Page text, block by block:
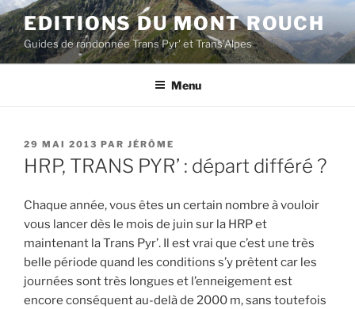
Aller
au
contenu
principal
EDITIONS DU MONT ROUCH
Guides de randonnée Trans Pyr' et Trans'Alpes
Menu
PUBLIÉ
LE
29 MAI 2013 PAR JÉRÔME
HRP, TRANS PYR’ : départ différé ?
Chaque année, vous êtes un certain nombre à vouloir
vous lancer dès le mois de juin sur la HRP et
maintenant la Trans Pyr’. Il est vrai que c’est une très
belle période quand les conditions s’y prêtent car les
journées sont très longues et l’enneigement est
encore conséquent au-delà de 2000 m, sans toutefois